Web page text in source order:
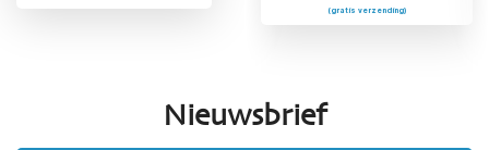
(gratis verzending) (gratis verzending)
Nieuwsbrief